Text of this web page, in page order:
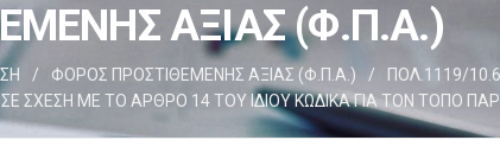
ΑΞΙΑΣ (Φ.Π.Α.)
/ ΦΟΡΟΣ ΠΡΟΣΤΙΘΕΜΕΝΗΣ ΑΞΙΑΣ (Φ.Π.Α.) /
ΠΟΛ.1119/
ΣΧΕΣΗ ΜΕ ΤΟ ΑΡΘΡΟ 14 ΤΟΥ ΙΔΙΟΥ ΚΩΔΙΚΑ ΓΙΑ ΤΟΝ ΤΟΠΟ